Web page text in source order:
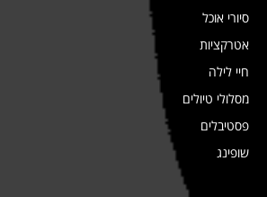
סיורי אוכל
אטרקציות
חיי לילה
מסלולי טיולים
פסטיבלים
שופינג